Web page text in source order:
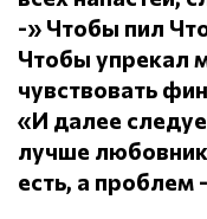
-» Чтобы пил
Чтобы упрекал
чувствовать
«И далее
лучше
есть, а проблем